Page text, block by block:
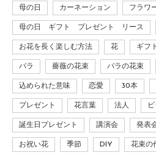
母の日 カーネーション フラワ
母の日 ギフト プレゼント リース
お花を長く楽しむ方法 花 ギフト
バラ 薔薇の花束 バラの花束
込められた意味 恋愛 30本
プレゼント 花言葉 法人
誕生日プレゼント 講演会 発表
お祝い花 季節 DIY 花束の